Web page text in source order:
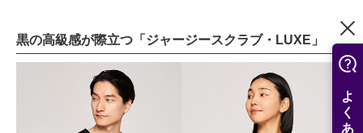
黒の高級感が際立つ「ジャージースクラブ・LUXE」